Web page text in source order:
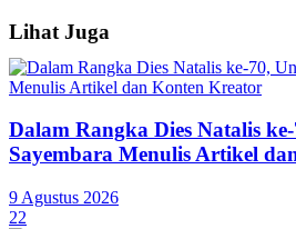
Lihat Juga
Dalam Rangka Dies Natalis
Sayembara Menulis Artikel
9 Agustus 2026
22